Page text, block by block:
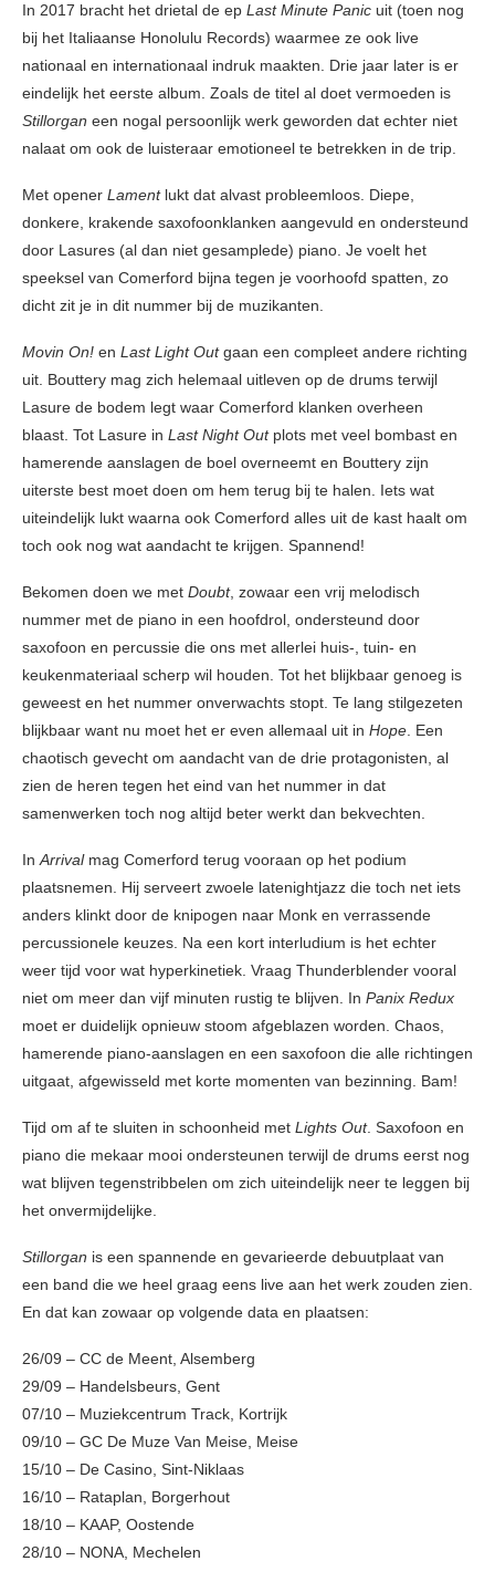
In 2017 bracht het drietal de ep Last Minute Panic uit (toen nog
bij het Italiaanse Honolulu Records) waarmee ze ook live
nationaal en internationaal indruk maakten. Drie jaar later is er
eindelijk het eerste album. Zoals de titel al doet vermoeden is
Stillorgan een nogal persoonlijk werk geworden dat echter niet
nalaat om ook de luisteraar emotioneel te betrekken in de trip.
Met opener Lamentlukt dat alvast probleemloos. Diepe,
donkere, krakende saxofoonklanken aangevuld en ondersteund
door Lasures (al dan niet gesamplede) piano. Je voelt het
speeksel van Comerford bijna tegen je voorhoofd spatten, zo
dicht zit je in dit nummer bij de muzikanten.
Movin On! en Last Light Outgaan een compleet andere richting
uit. Bouttery mag zich helemaal uitleven op de drums terwijl
Lasure de bodem legt waar Comerford klanken overheen
blaast. Tot Lasure in Last Night Outplots met veel bombast en
hamerende aanslagen de boel overneemt en Bouttery zijn
uiterste best moet doen om hem terug bij te halen. Iets wat
uiteindelijk lukt waarna ook Comerford alles uit de kast haalt om
toch ook nog wat aandacht te krijgen. Spannend!
Bekomen doen we met Doubt, zowaar een vrij melodisch
nummer met de piano in een hoofdrol, ondersteund door
saxofoon en percussie die ons met allerlei huis-, tuin- en
keukenmateriaal scherp wil houden. Tot het blijkbaar genoeg is
geweest en het nummer onverwachts stopt. Te lang stilgezeten
blijkbaar want nu moet het er even allemaal uit in Hope. Een
chaotisch gevecht om aandacht van de drie protagonisten, al
zien de heren tegen het eind van het nummer in dat
samenwerken toch nog altijd beter werkt dan bekvechten.
InArrivalmag Comerford terug vooraan op het podium
plaatsnemen. Hij serveert zwoele latenightjazz die toch net iets
anders klinkt door de knipogen naar Monk en verrassende
percussionele keuzes. Na een kort interludium is het echter
weer tijd voor wat hyperkinetiek. Vraag Thunderblender vooral
niet om meer dan vijf minuten rustig te blijven. In Panix Redux
moet er duidelijk opnieuw stoom afgeblazen worden. Chaos,
hamerende piano-aanslagen en een saxofoon die alle richtingen
uitgaat, afgewisseld met korte momenten van bezinning. Bam!
Tijd om af te sluiten in schoonheid met Lights Out. Saxofoon en
piano die mekaar mooi ondersteunen terwijl de drums eerst nog
wat blijven tegenstribbelen om zich uiteindelijk neer te leggen bij
het onvermijdelijke.
Stillorgan is een spannende en gevarieerde debuutplaat van
een band die we heel graag eens live aan het werk zouden zien.
En dat kan zowaar op volgende data en plaatsen:
26/09 – CC de Meent, Alsemberg
29/09 – Handelsbeurs, Gent
07/10 – Muziekcentrum Track, Kortrijk
09/10 – GC De Muze Van Meise, Meise
15/10 – De Casino, Sint-Niklaas
16/10 – Rataplan, Borgerhout
18/10 – KAAP, Oostende
28/10 – NONA, Mechelen